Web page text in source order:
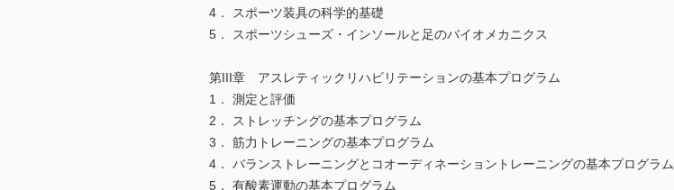
4． スポーツ装具の科学的基礎
5． スポーツシューズ・インソールと足のバイオメカニクス
第III章 アスレティックリハビリテーションの基本プログラム
1． 測定と評価
2． ストレッチングの基本プログラム
3． 筋力トレーニングの基本プログラム
4． バランストレーニングとコオーディネーショントレーニングの基本プログラム
5． 有酸素運動の基本プログラム